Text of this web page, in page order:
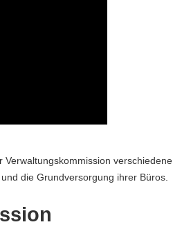
verschiedene
die Grundversorgung ihrer Büros.